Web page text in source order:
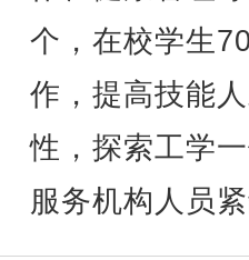
个，在校学生
作，提高技能
性，探索工学
服务机构人员